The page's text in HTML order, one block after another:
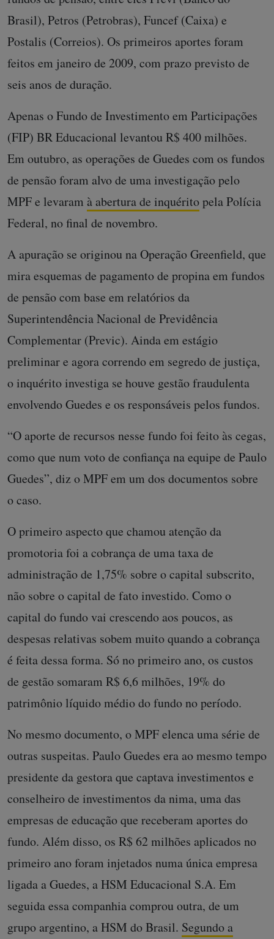
Brasil), Petros (Petrobras), Funcef (Caixa) e
Postalis (Correios). Os primeiros aportes foram
feitos em janeiro de 2009, com prazo previsto de
seis anos de duração.
Apenas o Fundo de Investimento em Participações
(FIP) BR Educacional levantou R$ 400 milhões.
Em outubro, as operações de Guedes com os fundos
de pensão foram alvo de uma investigação pelo
MPF e levaram à abertura de inquéritopela Polícia
Federal, no final de novembro.
A apuração se originou na Operação Greenfield, que
mira esquemas de pagamento de propina em fundos
de pensão com base em relatórios da
Superintendência Nacional de Previdência
Complementar (Previc). Ainda em estágio
preliminar e agora correndo em segredo de justiça,
o inquérito investiga se houve gestão fraudulenta
envolvendo Guedes e os responsáveis pelos fundos.
“O aporte de recursos nesse fundo foi feito às cegas,
como que num voto de confiança na equipe de Paulo
Guedes”, diz o MPF em um dos documentos sobre
o caso.
O primeiro aspecto que chamou atenção da
promotoria foi a cobrança de uma taxa de
administração de 1,75% sobre o capital subscrito,
não sobre o capital de fato investido. Como o
capital do fundo vai crescendo aos poucos, as
despesas relativas sobem muito quando a cobrança
é feita dessa forma. Só no primeiro ano, os custos
de gestão somaram R$ 6,6 milhões, 19% do
patrimônio líquido médio do fundo no período.
No mesmo documento, o MPF elenca uma série de
outras suspeitas. Paulo Guedes era ao mesmo tempo
presidente da gestora que captava investimentos e
conselheiro de investimentos da nima, uma das
empresas de educação que receberam aportes do
fundo. Além disso, os R$ 62 milhões aplicados no
primeiro ano foram injetados numa única empresa
ligada a Guedes, a HSM Educacional S.A. Em
seguida essa companhia comprou outra, de um
grupo argentino, a HSM do Brasil. Segundo a